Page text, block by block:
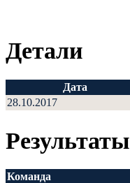
Детали
Дата
28.10.2017
Результаты
Команда